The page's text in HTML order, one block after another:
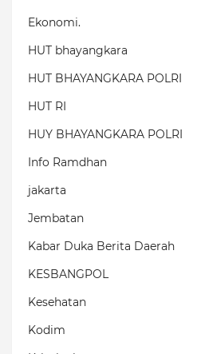
Ekonomi.
HUT bhayangkara
HUT BHAYANGKARA POLRI
HUT RI
HUY BHAYANGKARA POLRI
Info Ramdhan
jakarta
Jembatan
Kabar Duka Berita Daerah
KESBANGPOL
Kesehatan
Kodim